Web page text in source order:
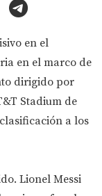
en el
en el marco de
dirigido por
Stadium de
a los
Lionel Messi